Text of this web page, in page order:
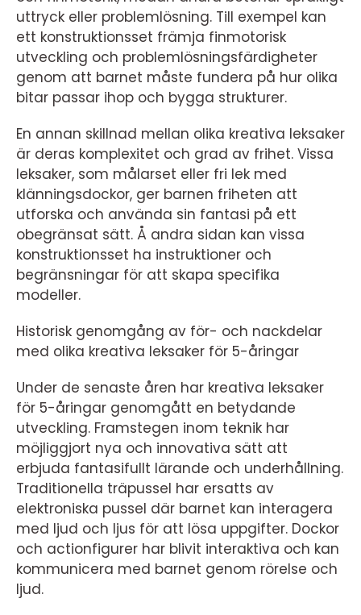
uttryck eller problemlösning. Till exempel kan
ett konstruktionsset främja finmotorisk
utveckling och problemlösningsfärdigheter
genom att barnet måste fundera på hur olika
bitar passar ihop och bygga strukturer.
En annan skillnad mellan olika kreativa leksaker
är deras komplexitet och grad av frihet. Vissa
leksaker, som målarset eller fri lek med
klänningsdockor, ger barnen friheten att
utforska och använda sin fantasi på ett
obegränsat sätt. Å andra sidan kan vissa
konstruktionsset ha instruktioner och
begränsningar för att skapa specifika
modeller.
Historisk genomgång av för- och nackdelar
med olika kreativa leksaker för 5-åringar
Under de senaste åren har kreativa leksaker
för 5-åringar genomgått en betydande
utveckling. Framstegen inom teknik har
möjliggjort nya och innovativa sätt att
erbjuda fantasifullt lärande och underhållning.
Traditionella träpussel har ersatts av
elektroniska pussel där barnet kan interagera
med ljud och ljus för att lösa uppgifter. Dockor
och actionfigurer har blivit interaktiva och kan
kommunicera med barnet genom rörelse och
ljud.